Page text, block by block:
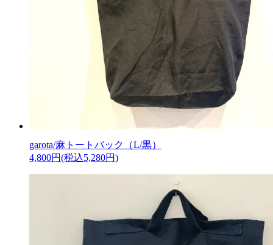
garota/麻トートバック（L/黒）
4,800円(税込5,280円)